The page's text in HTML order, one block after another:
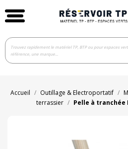
Accueil Outillage & Electroportatif
terrassier
Pelle à tranchée